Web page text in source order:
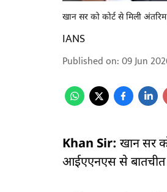
खान सर को कोर्ट से मिली
IANS
Published on:09 Jun
Khan Sir: खान सर
आईएएनएस से बातचीत